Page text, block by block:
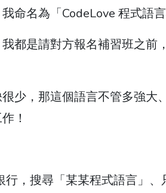
命名為「CodeLove 程式語言
都是請對方報名補習班之
少，那這個語言不管多強
！
行，搜尋「某某程式語言」